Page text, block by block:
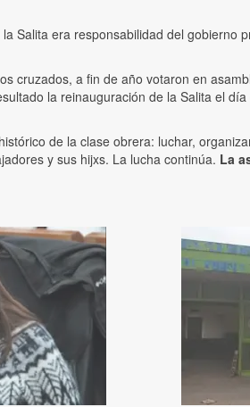
Salita era responsabilidad del
cruzados, a fin de año votaron en
la reinauguración de la Salita el día
de la clase obrera: luchar,
y sus hijxs. La lucha continúa. La